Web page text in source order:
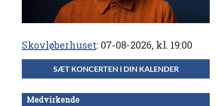
Skovløberhuset 07-08-2026, kl. 19:00
SÆT KONCERTEN I DIN KALENDER
Medvirkende